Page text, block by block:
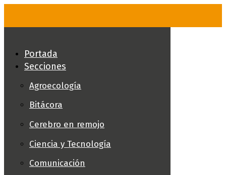
Portada
Secciones
Agroecología
Bitácora
Cerebro en remojo
Ciencia y Tecnología
Comunicación